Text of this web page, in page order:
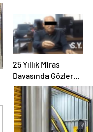
25 Yıllık Miras
Davasında Gözler
Temmuz Ayındaki
Karar Duruşmasına
Çevrildi